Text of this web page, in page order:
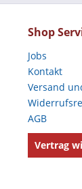
Shop
Jobs
Kontakt
Versand
AGB
Vertrag